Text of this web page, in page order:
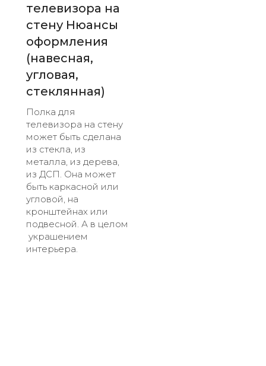
телевизора на
стену Нюансы
оформления
(навесная,
угловая,
стеклянная)
Полка для
телевизора на стену
может быть сделана
из стекла, из
металла, из дерева,
из ДСП. Она может
быть каркасной или
угловой, на
кронштейнах или
подвесной. А в целом
украшением
интерьера.